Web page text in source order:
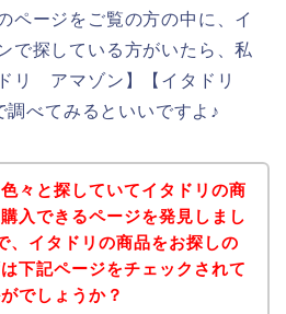
ページをご覧の方の中に、イ
で探している方がいたら、私
リ アマゾン】【イタドリ
べてみるといいですよ♪
々と探していてイタドリの商
入できるページを発見しまし
、イタドリの商品をお探しの
下記ページをチェックされて
でしょうか？